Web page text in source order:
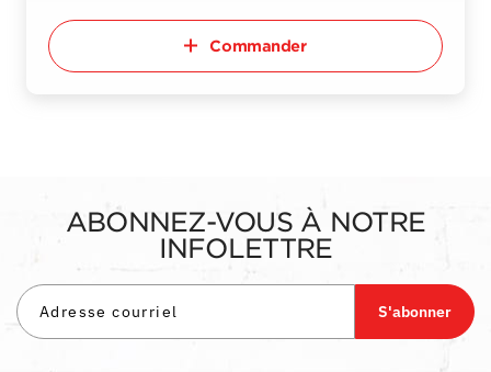
Commander
ABONNEZ-VOUS À NOTRE
INFOLETTRE
S'abonner